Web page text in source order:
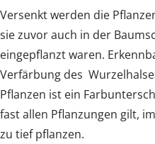
Versenkt werden die
sie zuvor auch in der
eingepflanzt waren.
Verfärbung des
Pflanzen ist ein
fast allen Pflanzungen gilt,
zu tief pflanzen.